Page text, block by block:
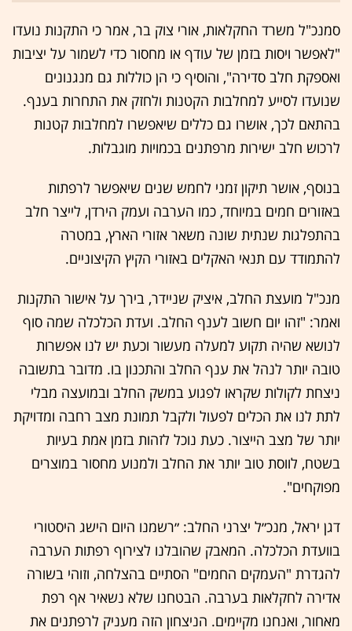
סמנכ"ל משרד החקלאות, אורי צוק בר, אמר כי התקנות נועדו
"לאפשר ויסות בזמן של עודף או מחסור כדי לשמור על יציבות
ואספקת חלב סדירה", והוסיף כי הן כוללות גם מנגנונים
שנועדו לסייע למחלבות הקטנות ולחזק את התחרות בענף.
בהתאם לכך, אושרו גם כללים שיאפשרו למחלבות קטנות
לרכוש חלב ישירות מרפתנים בכמויות מוגבלות.
בנוסף, אושר תיקון זמני לחמש שנים שיאפשר לרפתות
באזורים חמים במיוחד, כמו הערבה ועמק הירדן, לייצר חלב
בהתפלגות שנתית שונה משאר אזורי הארץ, במטרה
להתמודד עם תנאי האקלים באזורי הקיץ הקיצוניים.
מנכ"ל מועצת החלב, איציק שניידר, בירך על אישור התקנות
ואמר: "זהו יום חשוב לענף החלב. ועדת הכלכלה שמה סוף
לנושא שהיה תקוע למעלה מעשור וכעת יש לנו אפשרות
טובה יותר לנהל את ענף החלב והתכנון בו. מדובר בתשובה
ניצחת לקולות שקראו לפגוע במשק החלב ובמועצה מבלי
לתת לנו את הכלים לפעול ולקבל תמונת מצב רחבה ומדויקת
יותר של מצב הייצור. כעת נוכל לזהות בזמן אמת בעיות
בשטח, לווסת טוב יותר את החלב ולמנוע מחסור במוצרים
מפוקחים".
דגן יראל, מנכ״ל יצרני החלב: ״רשמנו היום הישג היסטורי
בוועדת הכלכלה. המאבק שהובלנו לצירוף רפתות הערבה
להגדרת "העמקים החמים" הסתיים בהצלחה, וזוהי בשורה
אדירה לחקלאות בערבה. הבטחנו שלא נשאיר אף רפת
מאחור, ואנחנו מקיימים. הניצחון הזה מעניק לרפתנים את